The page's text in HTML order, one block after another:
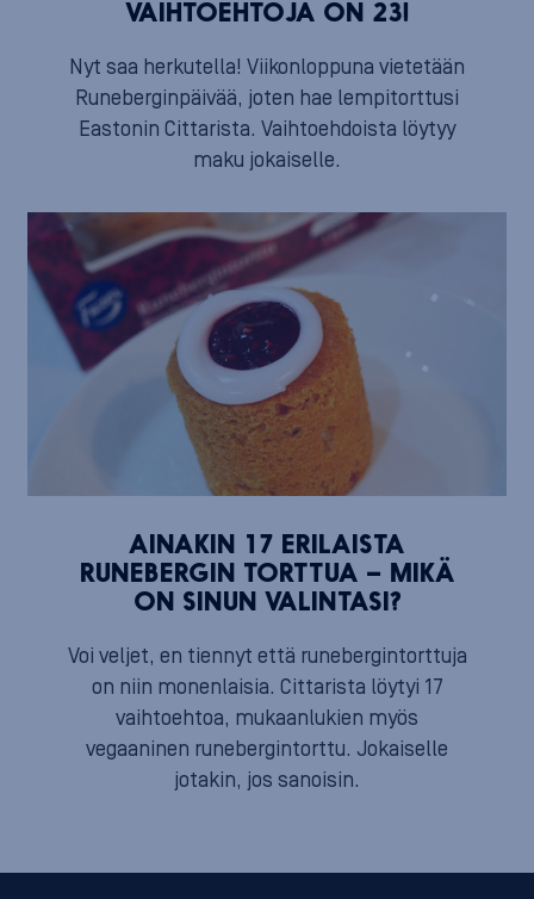
VAIHTOEHTOJA ON 23!
Nyt saa herkutella! Viikonloppuna vietetään
Runeberginpäivää, joten hae lempitorttusi
Eastonin Cittarista. Vaihtoehdoista löytyy
maku jokaiselle.
AINAKIN 17 ERILAISTA
RUNEBERGIN TORTTUA – MIKÄ
ON SINUN VALINTASI?
Voi veljet, en tiennyt että runebergintorttuja
on niin monenlaisia. Cittarista löytyi 17
vaihtoehtoa, mukaanlukien myös
vegaaninen runebergintorttu. Jokaiselle
jotakin, jos sanoisin.